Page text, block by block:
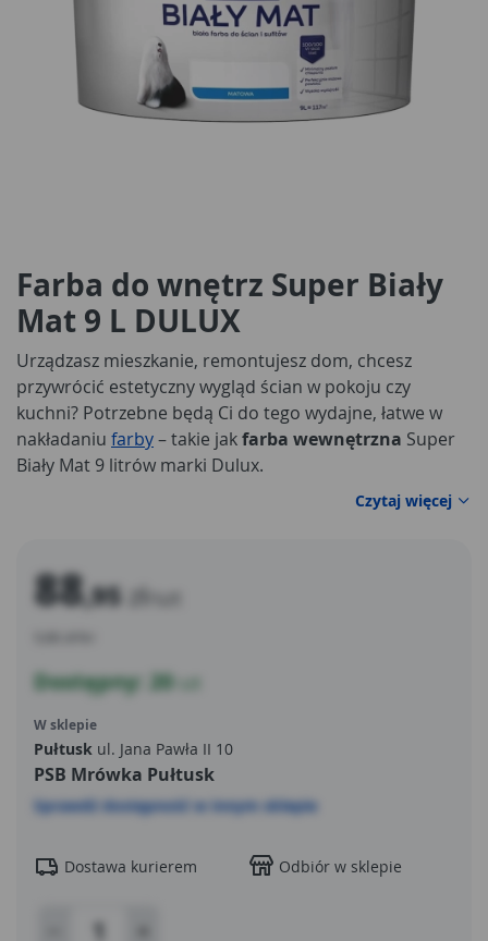
Farba do wnętrz Super Biały
Mat 9 L DULUX
Urządzasz mieszkanie, remontujesz dom, chcesz
przywrócić estetyczny wygląd ścian w pokoju czy
kuchni? Potrzebne będą Ci do tego wydajne, łatwe w
nakładaniu farby– takie jakfarba wewnętrzna Super
Biały Mat 9 litrów marki Dulux.
Czytaj więcej
88,95 zł
Dostępny: 20
W sklepie
Pułtusk ul. Jana Pawła II 10
PSB Mrówka Pułtusk
Sprawdź dostępność w innym sklepie
Dostawa kurierem Odbiór w sklepie